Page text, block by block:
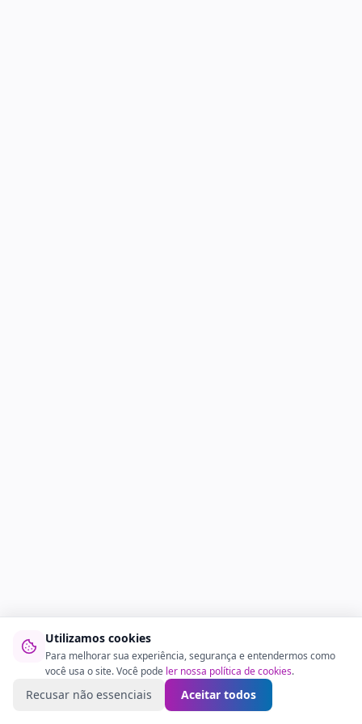
Utilizamos cookies
Para melhorar sua experiência, segurança e entendermos como
você usa o site. Você pode ler nossa política de cookies.
Recusar não essenciais Aceitar todos